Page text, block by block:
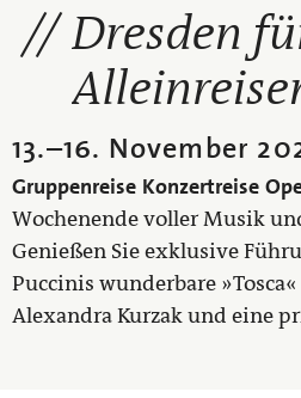
Dresden
13.–16. November
Gruppenreise Konzertreise
Wochenende voller Musik
Genießen Sie exklusive
Puccinis wunderbare
Alexandra Kurzak und eine